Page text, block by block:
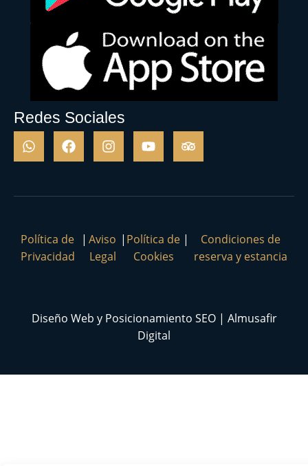
Redes Sociales
Política de
Privacidad
| Aviso
Legal
| Política de
Cookies
|
Condiciones de
reserva y estancia
Diseño Web y Posicionamiento SEO | Almusafir
Digital